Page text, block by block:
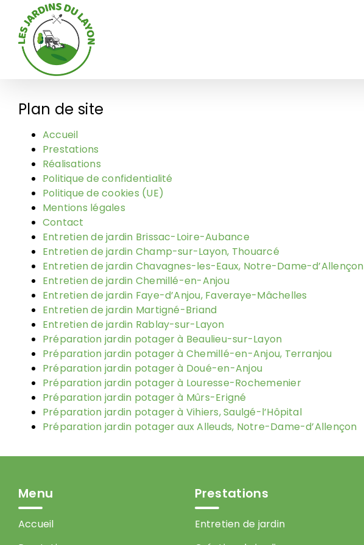
contenu
Plan de site
Accueil
Prestations
Réalisations
Politique de confidentialité
Politique de cookies (UE)
Mentions légales
Contact
Entretien de jardin Brissac-Loire-Aubance
Entretien de jardin Champ-sur-Layon, Thouarcé
Entretien de jardin Chavagnes-les-Eaux, Notre-Dame-d’Allençon
Entretien de jardin Chemillé-en-Anjou
Entretien de jardin Faye-d’Anjou, Faveraye-Mâchelles
Entretien de jardin Martigné-Briand
Entretien de jardin Rablay-sur-Layon
Préparation jardin potager à Beaulieu-sur-Layon
Préparation jardin potager à Chemillé-en-Anjou, Terranjou
Préparation jardin potager à Doué-en-Anjou
Préparation jardin potager à Louresse-Rochemenier
Préparation jardin potager à Mûrs-Erigné
Préparation jardin potager à Vihiers, Saulgé-l’Hôpital
Préparation jardin potager aux Alleuds, Notre-Dame-d’Allençon
Menu
Accueil
Prestations
Entretien de jardin